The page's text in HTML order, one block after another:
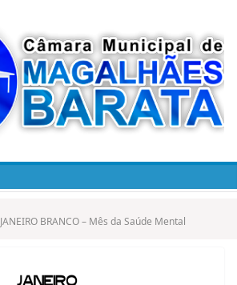
JANEIRO BRANCO – Mês da Saúde Mental